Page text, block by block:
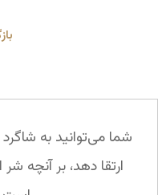
شما می‌توانید به
ارتقا دهد، بر آنچه